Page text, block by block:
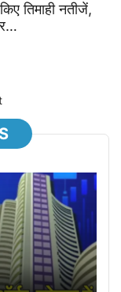
तिमाही नतीजें,